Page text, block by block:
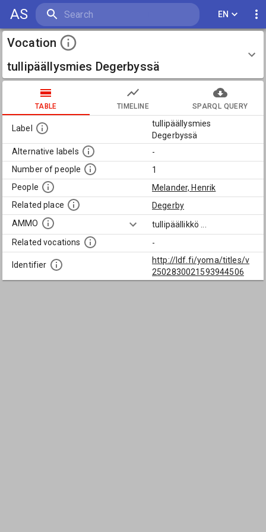
AS EN
Vocation
tullipäällysmies Degerbyssä
TABLE TIMELINE SPARQL QUERY
Label
tullipäällysmies
Degerbyssä
Alternative labels
-
Number of people
1
People
Melander, Henrik
Related place
Degerby
AMMO
tullipäällikkö
Related vocations
-
Identifier
http://ldf.fi/yoma/titles/v
2502830021593944506